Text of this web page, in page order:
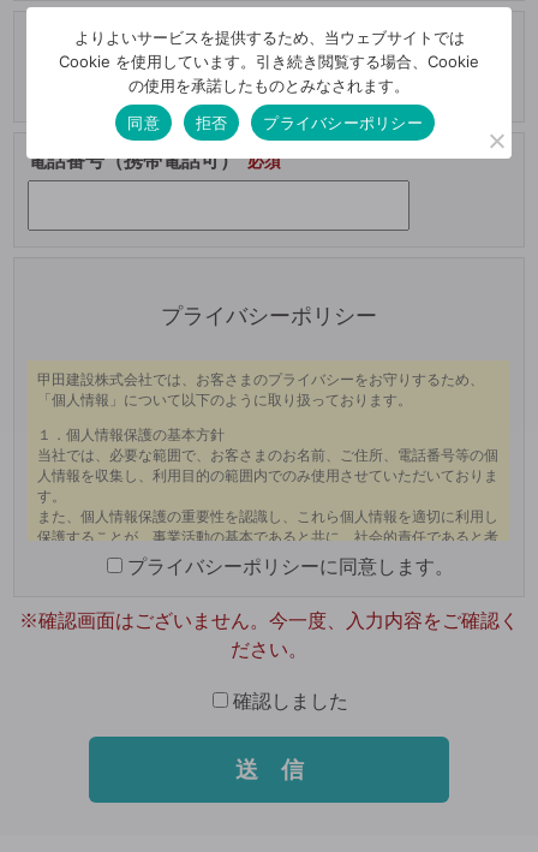
ご住所
電話番号（携帯電話可）
空の
まま
てく
ださ
い。
プライバシーポリシー
プライバシーポリシーに同意します。
※確認画面はございません。今一度、入力内容をご確認く
ださい。
確認しました
よりよいサービスを提供するため、当ウェブサイトでは
Cookie を使用しています。引き続き閲覧する場合、Cookie
の使用を承諾したものとみなされます。
同意
拒否 プライバシーポリシー